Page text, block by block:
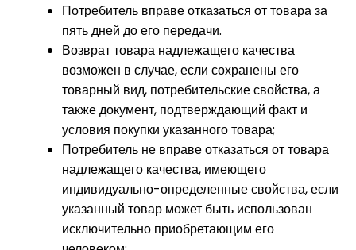
Потребитель вправе отказаться от товара за
пять дней до его передачи.
Возврат товара надлежащего качества
возможен в случае, если сохранены его
товарный вид, потребительские свойства, а
также документ, подтверждающий факт и
условия покупки указанного товара;
Потребитель не вправе отказаться от товара
надлежащего качества, имеющего
индивидуально-определенные свойства, если
указанный товар может быть использован
исключительно приобретающим его